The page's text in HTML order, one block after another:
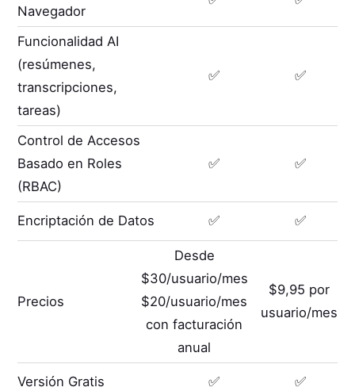
Navegador
Funcionalidad AI
(resúmenes,
transcripciones,
tareas)
✅ ✅
Control de Accesos
Basado en Roles
(RBAC)
✅ ✅
Encriptación de Datos ✅ ✅
Precios
Desde
$30/usuario/mes
$20/usuario/mes
con facturación
anual
$9,95 por
usuario/mes
Versión Gratis ✅ ✅